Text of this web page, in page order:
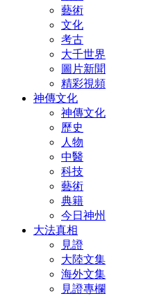
藝術
文化
考古
大千世界
圖片新聞
精彩視頻
神傳文化
神傳文化
歷史
人物
中醫
科技
藝術
典籍
今日神州
大法真相
見證
大陸文集
海外文集
見證專欄